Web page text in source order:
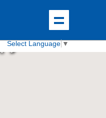
Select Language ▼
ア